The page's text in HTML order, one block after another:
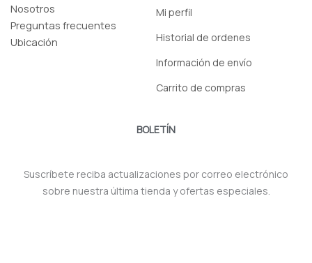
Nosotros
Preguntas frecuentes
Ubicación
Mi perfil
Historial de ordenes
Información de envío
Carrito de compras
BOLETÍN
Suscríbete reciba actualizaciones por correo electrónico
sobre nuestra última tienda y ofertas especiales.